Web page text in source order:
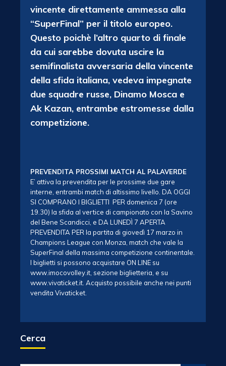
vincente direttamente ammessa alla
“SuperFinal” per il titolo europeo.
Questo poichè l’altro quarto di finale
da cui sarebbe dovuta uscire la
semifinalista avversaria della vincente
della sfida italiana, vedeva impegnate
due squadre russe, Dinamo Mosca e
Ak Kazan, entrambe estromesse dalla
competizione.
PREVENDITA PROSSIMI MATCH AL PALAVERDE
E’ attiva la prevendita per le prossime due gare
interne, entrambi match di altissimo livello. DA OGGI
SI COMPRANO I BIGLIETTI PER domenica 7 (ore
19.30) la sfida al vertice di campionato con la Savino
del Bene Scandicci, e DA LUNEDÌ 7 APERTA
PREVENDITA PER la partita di giovedì 17 marzo in
Champions League con Monza, match che vale la
SuperFinal della massima competizione continentale.
I biglietti si possono acquistare ON LINE su
www.imocovolley.it, sezione biglietteria, e su
www.vivaticket.it. Acquisto possibile anche nei punti
vendita Vivaticket.
Cerca